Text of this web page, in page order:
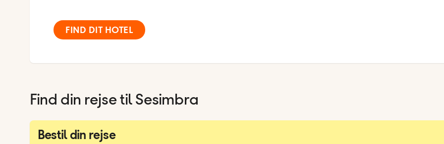
FIND DIT HOTEL
Find din rejse til Sesimbra
Bestil din rejse